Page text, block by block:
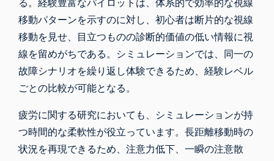
る。経験豊富なパイロットは、体系的で効率的な視線
移動パターンを示すのに対し、初心者は断片的な視線
移動を見せ、目立つものの診断的価値の低い情報に視
線を留めがちである。シミュレーションでは、同一の
故障シナリオを繰り返し体験できるため、経験レベル
ごとの比較が可能となる。
疲労に関する研究においても、シミュレーションが持
つ時間的な柔軟性が役立っています。長距離移動時の
状況を再現できるため、注意力低下、一瞬の注意散